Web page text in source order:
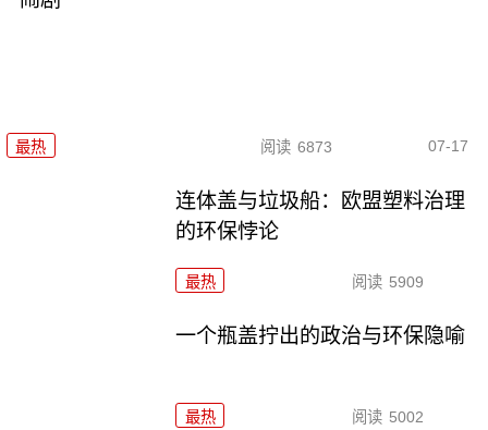
最热 阅读 6873 07-17
连体盖与垃圾船：欧盟塑料治理
的环保悖论
最热 阅读 5909
一个瓶盖拧出的政治与环保隐喻
最热 阅读 5002